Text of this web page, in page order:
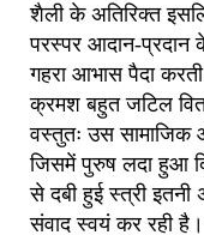
शैली के अतिरिक्त
परस्पर आदान-प्रदान
गहरा आभास पैदा
क्रमश बहुत जटिल
वस्तुतः उस सामाजिक
जिसमें पुरुष लदा हुआ
से दबी हुई स्त्री
संवाद स्वयं कर रही